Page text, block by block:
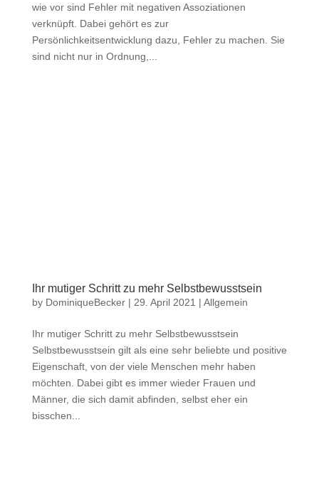
wie vor sind Fehler mit negativen Assoziationen
verknüpft. Dabei gehört es zur
Persönlichkeitsentwicklung dazu, Fehler zu machen. Sie
sind nicht nur in Ordnung,...
Ihr mutiger Schritt zu mehr Selbstbewusstsein
by DominiqueBecker| 29. April 2021 | Allgemein
Ihr mutiger Schritt zu mehr Selbstbewusstsein
Selbstbewusstsein gilt als eine sehr beliebte und positive
Eigenschaft, von der viele Menschen mehr haben
möchten. Dabei gibt es immer wieder Frauen und
Männer, die sich damit abfinden, selbst eher ein
bisschen...